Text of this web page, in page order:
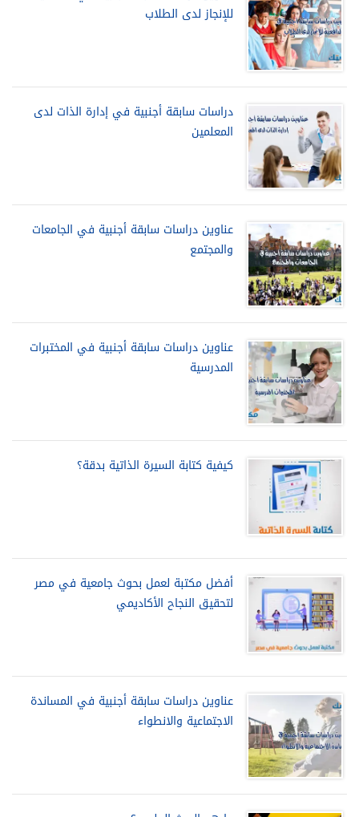
للإنجاز لدى الطلاب
دراسات سابقة أجنبية في إدارة الذات لدى
المعلمين
عناوين دراسات سابقة أجنبية في الجامعات
والمجتمع
عناوين دراسات سابقة أجنبية في المختبرات
المدرسية
كيفية كتابة السيرة الذاتية بدقة؟
أفضل مكتبة لعمل بحوث جامعية في مصر
لتحقيق النجاح الأكاديمي
عناوين دراسات سابقة أجنبية في المساندة
الاجتماعية والانطواء